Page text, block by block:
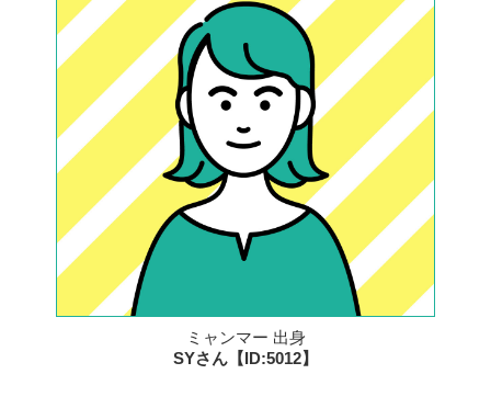
ミャンマー 出身
SYさん【ID:5012】